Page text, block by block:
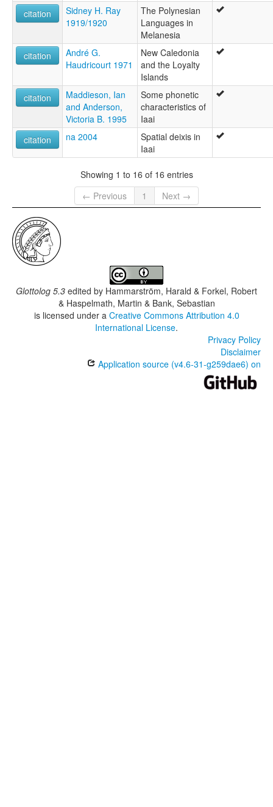
citation
Sidney H. Ray
1919/1920
The Polynesian
Languages in
Melanesia
citation
André G.
Haudricourt 1971
New Caledonia
and the Loyalty
Islands
citation
Maddieson, Ian
and Anderson,
Victoria B. 1995
Some phonetic
characteristics of
Iaai
citation
na 2004
Spatial deixis in
Iaai
Showing 1 to 16 of 16 entries
← Previous
1 Next →
Glottolog 5.3 edited by Hammarström, Harald & Forkel, Robert
& Haspelmath, Martin & Bank, Sebastian
is licensed under a Creative Commons Attribution 4.0
International License.
Privacy Policy
Disclaimer
Application source (v4.6-31-g259dae6) on